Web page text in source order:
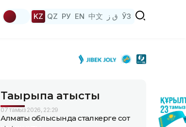
KZ QZ РУ EN 中文 ق ز ЎЗ
Тақырыпқа қатысты
07 тамыз 2026, 22:29
Алматы облысында сталкерге сот